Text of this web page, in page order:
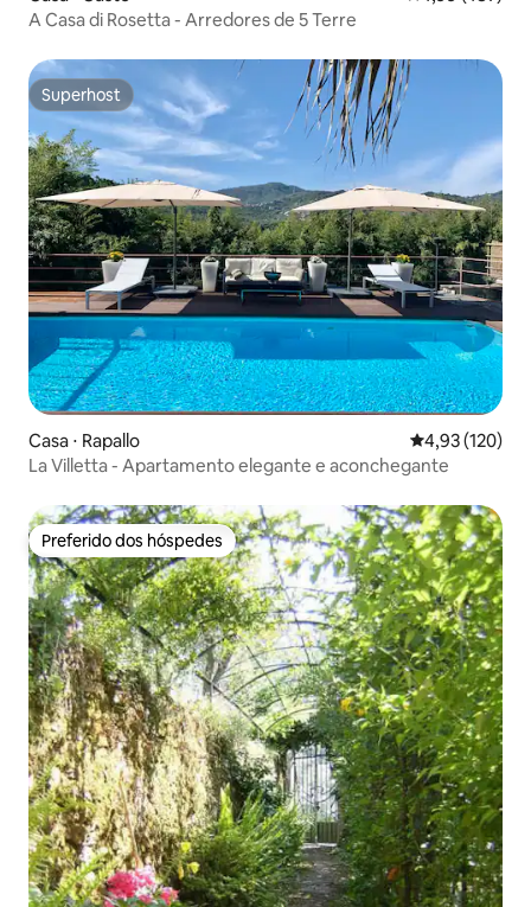
A Casa di Rosetta - Arredores de 5 Terre
Superhost
Superhost
Casa ⋅ Rapallo 4,93 de uma
4,93 (120)
La Villetta - Apartamento elegante e aconchegante
Preferido dos hóspedes
Preferido dos hóspedes